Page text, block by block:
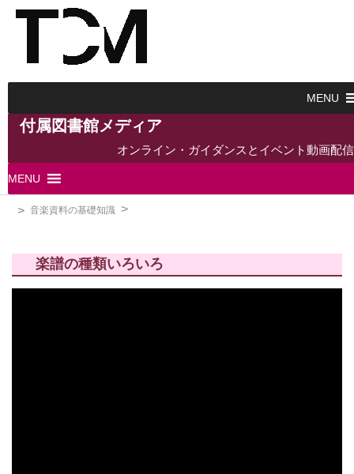
MENU
付属図書館メディア
オンライン・ガイダンスとイベント動画配信
MENU
音楽資料の基礎知識
楽譜の種類いろいろ